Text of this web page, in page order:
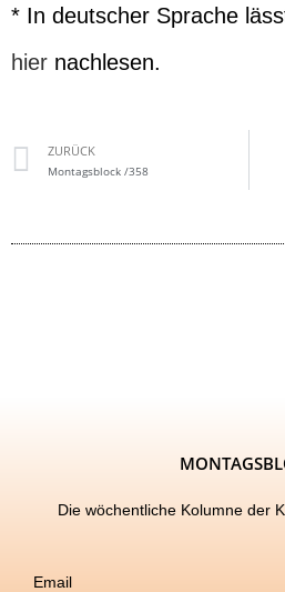
* In deutscher Sprache
hier nachlesen.
ZURÜCK
Montagsblock /358
Die wöchentliche Kolumne der
Email